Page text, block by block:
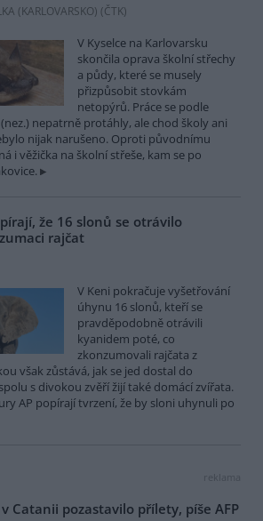
(KARLOVARSKO) (ČTK)
V Kyselce na Karlovarsku
skončila oprava školní střechy
a půdy, které se musely
přizpůsobit stovkám
netopýrů. Práce se podle
nepatrně protáhly, ale chod školy ani
nijak narušeno. Oproti původnímu
i věžička na školní střeše, kam se po
že 16 slonů se otrávilo
rajčat
V Keni pokračuje vyšetřování
úhynu 16 slonů, kteří se
pravděpodobně otrávili
kyanidem poté, co
zkonzumovali rajčata z
však zůstává, jak se jed dostal do
s divokou zvěří žijí také domácí zvířata.
AP popírají tvrzení, že by sloni uhynuli po
reklama
Catanii pozastavilo přílety, píše AFP